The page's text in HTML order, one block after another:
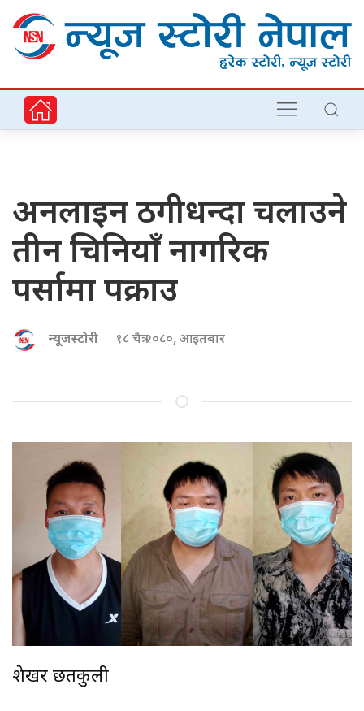
अनलाइन ठगीधन्दा चलाउने
तीन चिनियाँ नागरिक
पर्सामा पक्राउ
न्यूजस्टोरी १८ चैत्र २०८०, आइतबार
शेखर छतकुली